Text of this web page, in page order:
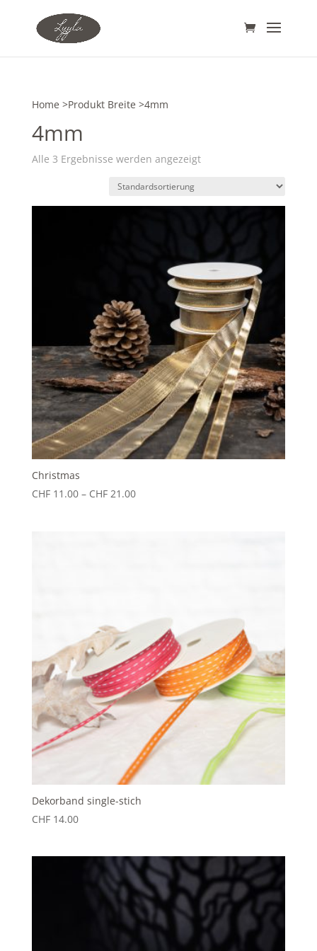
Home >Produkt Breite >4mm
4mm
Alle 3 Ergebnisse werden angezeigt
Christmas
CHF11.00 – CHF21.00Preisspanne:
Dekorband single-stich
CHF14.00